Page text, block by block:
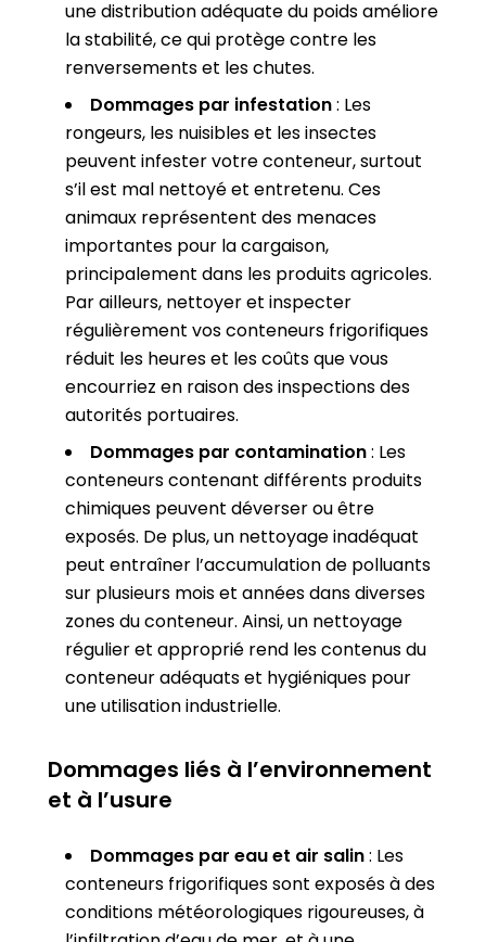
une distribution adéquate du poids améliore
la stabilité, ce qui protège contre les
renversements et les chutes.
Dommages par infestation: Les
rongeurs, les nuisibles et les insectes
peuvent infester votre conteneur, surtout
s’il est mal nettoyé et entretenu. Ces
animaux représentent des menaces
importantes pour la cargaison,
principalement dans les produits agricoles.
Par ailleurs, nettoyer et inspecter
régulièrement vos conteneurs frigorifiques
réduit les heures et les coûts que vous
encourriez en raison des inspections des
autorités portuaires.
Dommages par contamination: Les
conteneurs contenant différents produits
chimiques peuvent déverser ou être
exposés. De plus, un nettoyage inadéquat
peut entraîner l’accumulation de polluants
sur plusieurs mois et années dans diverses
zones du conteneur. Ainsi, un nettoyage
régulier et approprié rend les contenus du
conteneur adéquats et hygiéniques pour
une utilisation industrielle.
Dommages liés à l’environnement
et à l’usure
Dommages par eau et air salin: Les
conteneurs frigorifiques sont exposés à des
conditions météorologiques rigoureuses, à